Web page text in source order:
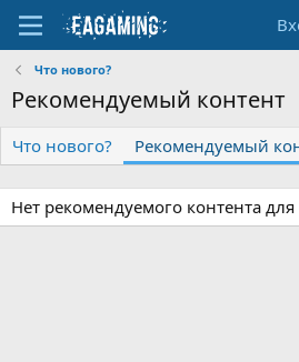
Что нового?
Рекомендуемый контент
Что нового? Рекомендуемый
Нет рекомендуемого контента